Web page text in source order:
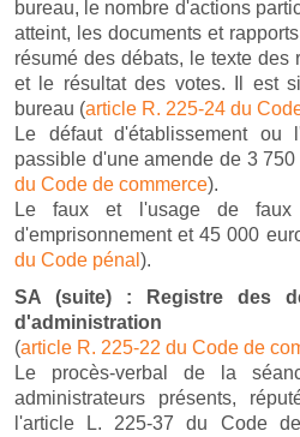
bureau, le nombre d'actions
atteint, les documents et
résumé des débats, le texte des
et le résultat des votes. Il est
bureau (article R. 225-24 du
Le défaut d'établissement ou
passible d'une amende de 3 750
du Code de commerce).
Le faux et l'usage de
d'emprisonnement et 45 000
du Code pénal ).
SA (suite) : Registre des
d'administration
(article R. 225-22 du Code de
Le procès-verbal de la
administrateurs présents,
l'article L. 225-37 du Code